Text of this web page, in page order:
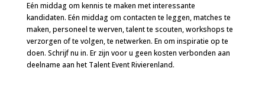
Eén middag om kennis te maken met interessante
kandidaten. Eén middag om contacten te leggen, matches te
maken, personeel te werven, talent te scouten, workshops te
verzorgen of te volgen, te netwerken. En om inspiratie op te
doen. Schrijf nu in. Er zijn voor u geen kosten verbonden aan
deelname aan het Talent Event Rivierenland.